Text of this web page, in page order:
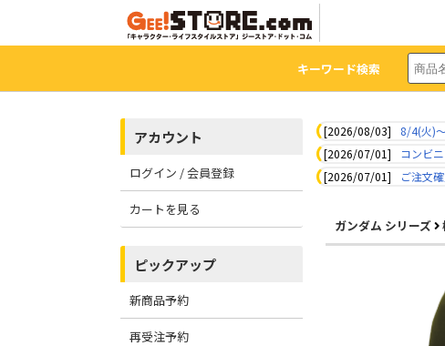
キーワード検索
アカウント
ログイン / 会員登録
カートを見る
ピックアップ
新商品予約
再受注予約
[2026/08/03]
8/4(火)
[2026/07/01]
コンビ
[2026/07/01]
ご注文
ガンダム シリーズ